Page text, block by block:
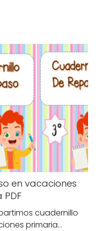
en vacaciones
cuadernillo
primaria…